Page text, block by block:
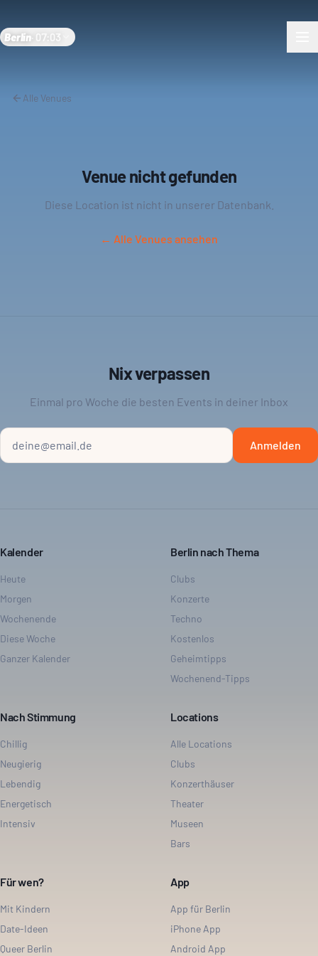
Berlin 07:03
Alle Venues
Venue nicht gefunden
Diese Location ist nicht in unserer Datenbank.
← Alle Venues ansehen
Nix verpassen
Einmal pro Woche die besten Events in deiner Inbox
Anmelden
Kalender
Heute
Morgen
Wochenende
Diese Woche
Ganzer Kalender
Berlin nach Thema
Clubs
Konzerte
Techno
Kostenlos
Geheimtipps
Wochenend-Tipps
Nach Stimmung
Chillig
Neugierig
Lebendig
Energetisch
Intensiv
Locations
Alle Locations
Clubs
Konzerthäuser
Theater
Museen
Bars
Für wen?
Mit Kindern
Date-Ideen
Queer Berlin
App
App für Berlin
iPhone App
Android App